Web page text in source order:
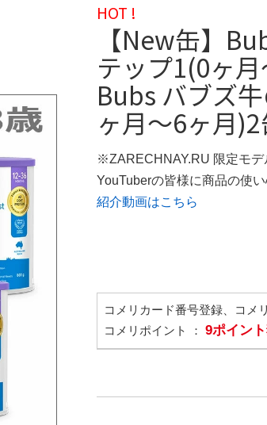
HOT !
【New缶】
テップ1(0ヶ月
Bubs バブズ
ヶ月〜6ヶ月
※ZARECHNAY.RU 限定モデ
YouTuberの皆様に商品の使
紹介動画はこちら
コメリカード番号登録、コメ
コメリポイント ： 9ポイン